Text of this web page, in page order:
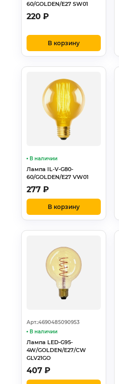
60/GOLDEN/E27 SW01
220 ₽
В корзину
В наличии
Лампа IL-V-G80-
60/GOLDEN/E27 VW01
277 ₽
В корзину
Арт.:4690485090953
В наличии
Лампа LED-G95-
4W/GOLDEN/E27/CW
GLV21GO
407 ₽